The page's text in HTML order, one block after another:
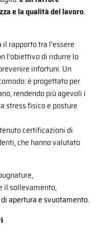
e la qualità del lavoro.
rapporto tra l’essere
l’obiettivo di ridurre lo
infortuni. Un
è progettato per
rendendo più agevoli i
stress fisico e posture
certificazioni di
che hanno valutato
il sollevamento,
apertura e svuotamento.